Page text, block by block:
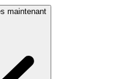
maintenant